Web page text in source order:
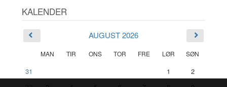
KALENDER
AUGUST 2026
MAN TIR ONS TOR FRE LØR SØN
31 1
2